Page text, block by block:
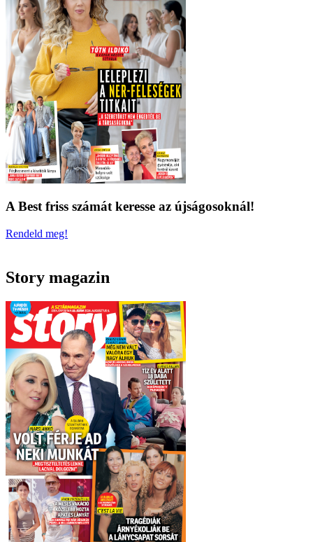
A Best friss számát keresse az újságosoknál!
Rendeld meg!
Story magazin